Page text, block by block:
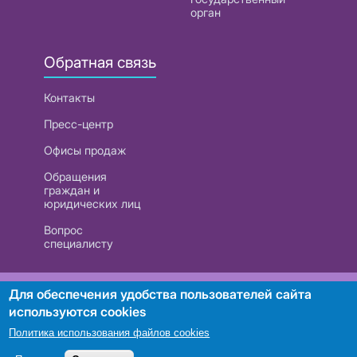
орган
Обратная связь
Контакты
Пресс-центр
Офисы продаж
Обращения
граждан и
юридических лиц
Вопрос
специалисту
РУП «Белтелеком». УНП 101007741
Поиск
Для обеспечения удобства пользователей сайта
используются cookies
Политика использования файлов cookies